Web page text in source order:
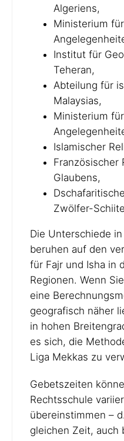
Algeriens,
Ministerium
Institut für
Teheran,
Abteilung für
Malaysias,
Ministerium
Islamischer
Französischer
Glaubens,
Zwölfer-
Die Unterschiede
beruhen auf den
für Fajr und Isha in
Regionen. Wenn
eine
geografisch näher
in hohen
es sich, die
Liga Mekkas zu
Gebetszeiten
Rechtsschule
übereinstimmen –
gleichen Zeit, auch